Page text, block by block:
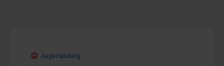
Augenspülung